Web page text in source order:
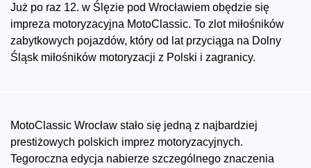
Już po raz 12. w Ślęzie pod Wrocławiem obędzie się
impreza motoryzacyjna MotoClassic. To zlot miłośników
zabytkowych pojazdów, który od lat przyciąga na Dolny
Śląsk miłośników motoryzacji z Polski i zagranicy.
MotoClassic Wrocław stało się jedną z najbardziej
prestiżowych polskich imprez motoryzacyjnych.
Tegoroczna edycja nabierze szczególnego znaczenia